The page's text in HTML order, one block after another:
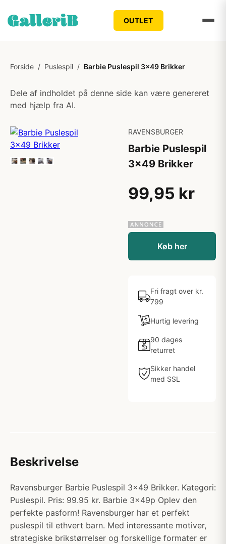
OUTLET
Forside / Puslespil / Barbie Puslespil 3x49 Brikker
Dele af indholdet på denne side kan være genereret
med hjælp fra AI.
RAVENSBURGER
Barbie Puslespil
3x49 Brikker
99,95 kr
Køb her
Fri fragt over kr.
799
Hurtig levering
90 dages
returret
Sikker handel
med SSL
Beskrivelse
Ravensburger Barbie Puslespil 3x49 Brikker. Kategori:
Puslespil. Pris: 99.95 kr. Barbie 3x49p Oplev den
perfekte pasform! Ravensburger har et perfekt
puslespil til ethvert barn. Med interessante motiver,
strategiske brikstørrelser og forskellige formater er